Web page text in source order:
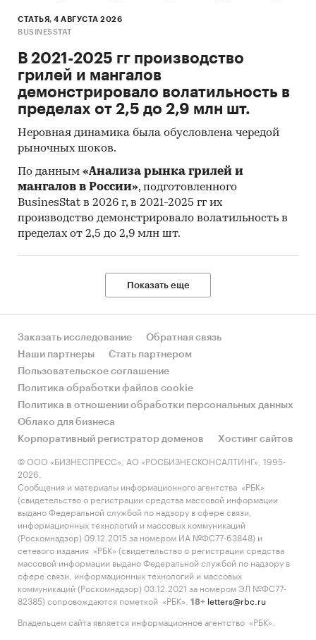
СТАТЬЯ, 4 АВГУСТА 2026
BUSINESSTAT
В 2021-2025 гг производство
грилей и мангалов
демонстрировало волатильность в
пределах от 2,5 до 2,9 млн шт.
Неровная динамика была обусловлена чередой
рыночных шоков.
По данным «Анализа рынка грилей и
мангалов в России», подготовленного
BusinesStat в 2026 г, в 2021-2025 гг их
производство демонстрировало волатильность в
пределах от 2,5 до 2,9 млн шт.
Показать еще
Заказать исследование
Обратная связь
Наши партнеры
Стать партнером
Пользовательское соглашение
Политика обработки файлов cookie
Политика в отношении обработки персональных данных
Облако для бизнеса
Корпоративный регистратор доменов
Хостинг сайтов
© ООО «БИЗНЕСПРЕСС», АО «РОСБИЗНЕСКОНСАЛТИНГ», 1995-
2026.
Сообщения и материалы информационного агентства «РБК»
(свидетельство о регистрации средства массовой информации
выдано Федеральной службой по надзору в сфере связи,
информационных технологий и массовых коммуникаций
(Роскомнадзор) 09.12.2015 за номером ИА №ФС77-63848) и
сетевого издания «РБК» (свидетельство о регистрации средства
массовой информации выдано Федеральной службой по надзору в
сфере связи, информационных технологий и массовых
коммуникаций (Роскомнадзор) 03.12.2021 за номером ЭЛ №ФС77-
82385) сопровождаются пометкой «РБК».
18+ letters@rbc.ru
Владельцем сайта является информационное агентство «РБК».